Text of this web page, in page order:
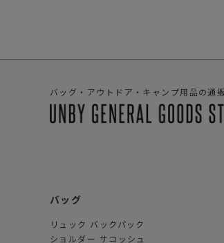
バッグ・アウトドア・キャンプ用品の通
バッグ
リュック バックパック
ショルダー サコッシュ